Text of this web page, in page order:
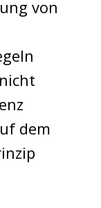
von
dem